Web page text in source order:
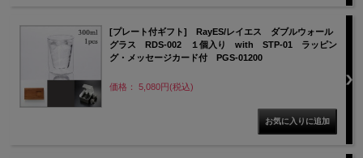
[プレート付ギフト] RayES/レイエス ダブルウォール
グラス RDS-002 １個入り with STP-01 ラッピン
グ・メッセージカード付 PGS-01200
価格： 5,080円(税込)